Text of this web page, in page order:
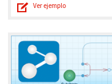
Ver ejemplo